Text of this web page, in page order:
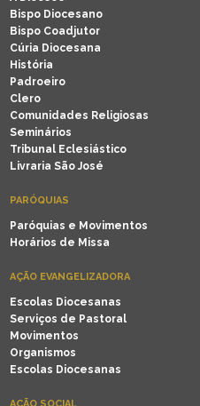
Bispo Diocesano
Bispo Coadjutor
Cúria Diocesana
História
Padroeiro
Clero
Comunidades Religiosas
Seminários
Tribunal Eclesiástico
Livraria São José
PARÓQUIAS
Paróquias e Movimentos
Horários de Missa
AÇÃO EVANGELIZADORA
Escolas Diocesanas
Serviços de Pastoral
Movimentos
Organismos
Escolas Diocesanas